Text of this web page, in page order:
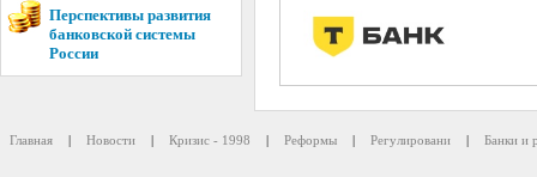
Перспективы развития
банковской системы
России
Главная | Новости | Кризис - 1998 | Реформы | Регулировани | Банки и